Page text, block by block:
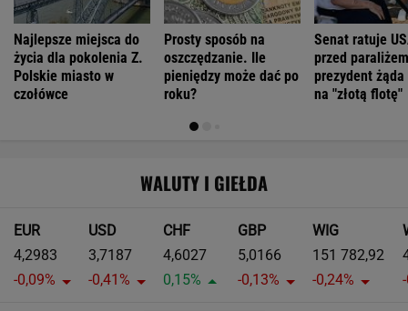
Najlepsze miejsca do
życia dla pokolenia Z.
Polskie miasto w
czołówce
Prosty sposób na
oszczędzanie. Ile
pieniędzy może dać po
roku?
Senat ratuje
przed
prezydent żąda
na "złotą flotę"
WALUTY I GIEŁDA
EUR
4,2983
-0,09%
USD
3,7187
-0,41%
CHF
4,6027
0,15%
GBP
5,0166
-0,13%
WIG
151 782,92
-0,24%